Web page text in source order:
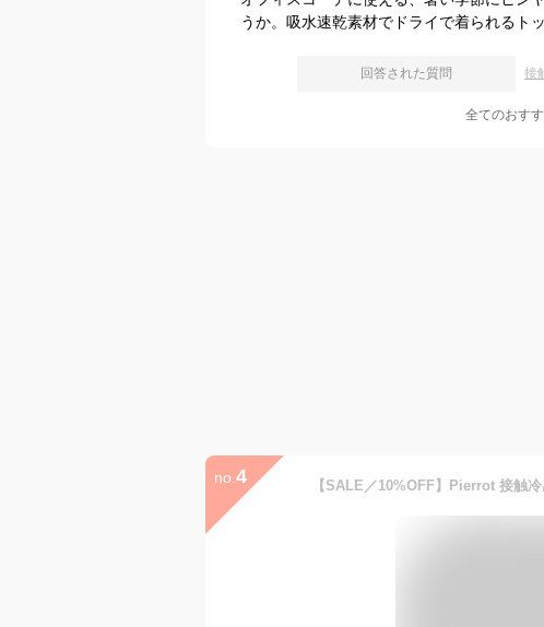
うか。吸水速乾素材でドライで着られるト
回答された質問 接
全てのおす
no. 4